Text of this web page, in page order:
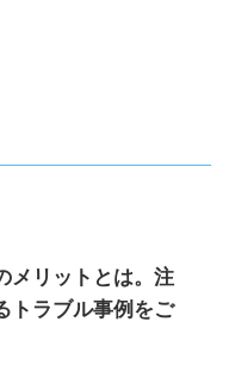
メリットとは。注
トラブル事例をご